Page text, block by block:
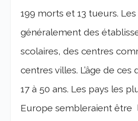
199 morts et 13 tueurs.
généralement des
scolaires, des centres
centres villes. L’âge de ces
17 à 50 ans. Les pays les
Europe sembleraient être